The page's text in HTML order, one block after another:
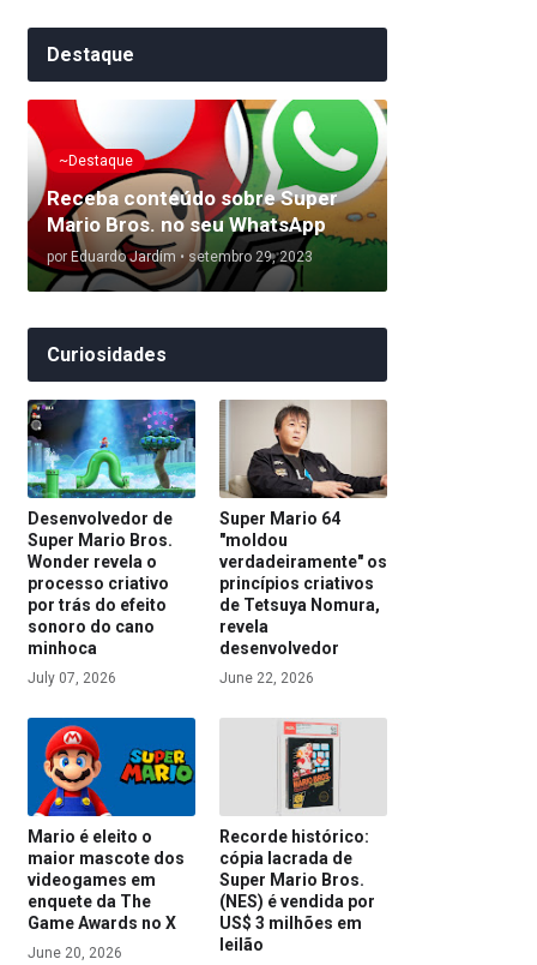
Destaque
~Destaque
Receba conteúdo sobre Super
Mario Bros. no seu WhatsApp
por Eduardo Jardim • setembro 29, 2023
Curiosidades
Desenvolvedor de
Super Mario Bros.
Wonder revela o
processo criativo
por trás do efeito
sonoro do cano
minhoca
July 07, 2026
Super Mario 64
"moldou
verdadeiramente" os
princípios criativos
de Tetsuya Nomura,
revela
desenvolvedor
June 22, 2026
Mario é eleito o
maior mascote dos
videogames em
enquete da The
Game Awards no X
June 20, 2026
Recorde histórico:
cópia lacrada de
Super Mario Bros.
(NES) é vendida por
US$ 3 milhões em
leilão